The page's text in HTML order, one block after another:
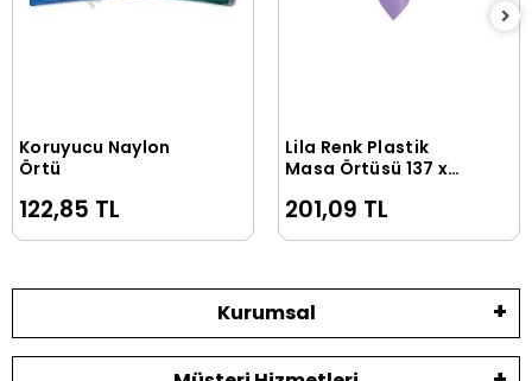
Sepete Ekle
Koruyucu Naylon
Örtü
122,85 TL
Sepete Ekle
Lila Renk Plastik
Masa Örtüsü 137 x
201,09 TL
Kurumsal